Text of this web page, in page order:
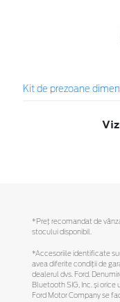
Kit de prezoane
*Preţ recomandat de
stocului disponibil.
*Accesoriile identificate
avea diferite condiții de
dealerul dvs. Ford.
Bluetooth SIG, Inc. și
Ford Motor Company se